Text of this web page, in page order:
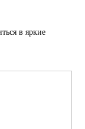
в яркие